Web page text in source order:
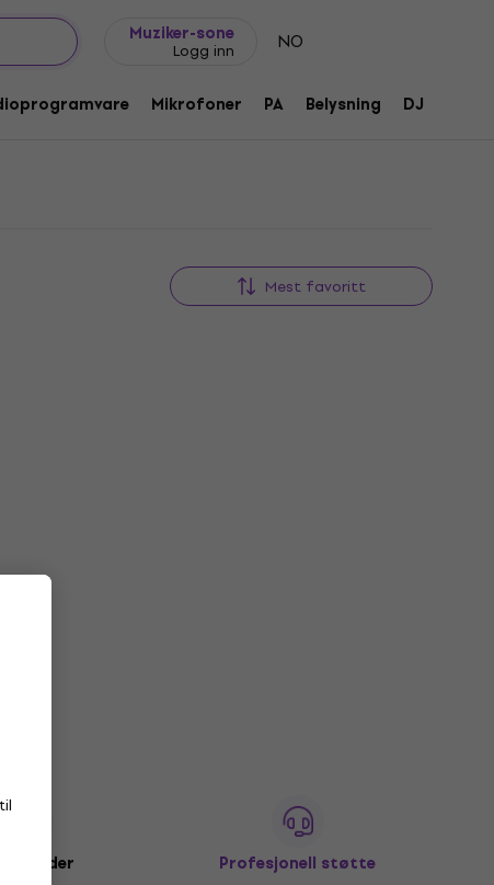
Muziker-sone
Logg inn NO
Mikrofoner PA Belysning DJ
Mest favoritt
kunder Profesjonell støtte